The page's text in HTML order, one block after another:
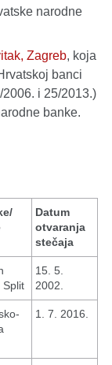
narodne
Zagreb, koja
banci
i 25/2013.)
banke.
Datum
otvaranja
stečaja
Split
15. 5.
2002.
1. 7. 2016.